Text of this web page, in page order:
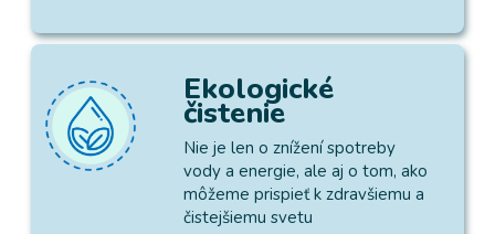
Ekologické
čistenie
Nie je len o znížení spotreby
vody a energie, ale aj o tom, ako
môžeme prispieť k zdravšiemu a
čistejšiemu svetu